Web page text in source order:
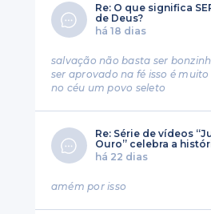
Re: O que significa
de Deus?
há 18 dias
salvação não basta ser
ser aprovado na fé isso é
no céu um povo seleto
Re: Série de vídeos
Ouro” celebra a
há 22 dias
amém por isso